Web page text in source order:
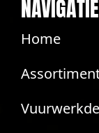
NAVIGATIE
Home